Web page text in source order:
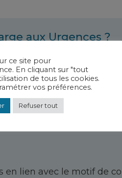
aux Urgences ?
personne avec laquelle
administratifs
en lien avec le motif de
ce site pour
En cliquant sur "tout
de tous les cookies.
vos préférences.
Refuser tout